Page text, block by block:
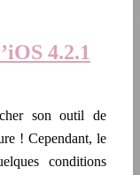
4.2.1
son outil de
! Cependant, le
conditions